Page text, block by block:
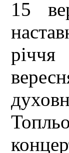
15